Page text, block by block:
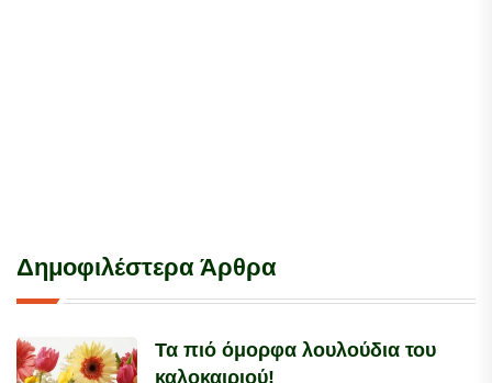
Δημοφιλέστερα Άρθρα
Τα πιό όμορφα λουλούδια του
καλοκαιριού!